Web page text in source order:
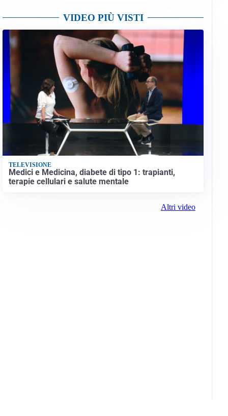
VIDEO PIÙ VISTI
TELEVISIONE
Medici e Medicina, diabete di tipo 1: trapianti,
terapie cellulari e salute mentale
Altri video